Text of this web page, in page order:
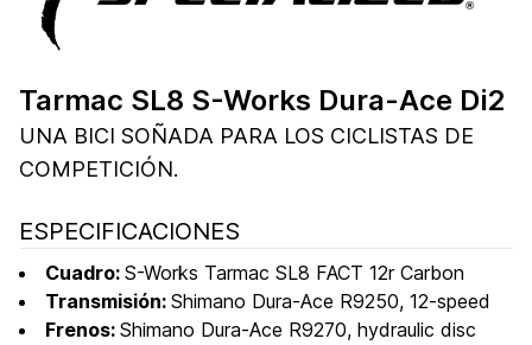
Tarmac SL8 S-Works Dura-Ace Di2
UNA BICI SOÑADA PARA LOS CICLISTAS DE
COMPETICIÓN.
ESPECIFICACIONES
Cuadro: S-Works Tarmac SL8 FACT 12r Carbon
Transmisión: Shimano Dura-Ace R9250, 12-speed
Frenos: Shimano Dura-Ace R9270, hydraulic disc